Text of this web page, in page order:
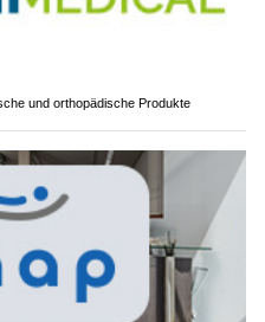
und orthopädische Produkte